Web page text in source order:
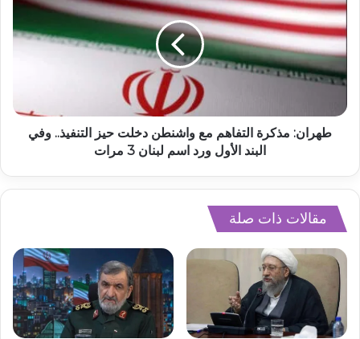
طهران: مذكرة التفاهم مع واشنطن دخلت حيز التنفيذ.. وفي
البند الأول ورد اسم لبنان 3 مرات
مقالات ذات صلة